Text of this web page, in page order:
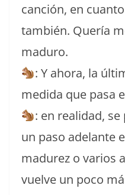
canción, en
también. Quería
maduro.
: Y ahora, la
medida que pasa
: en realidad,
un paso adelante
madurez o varios
vuelve un poco